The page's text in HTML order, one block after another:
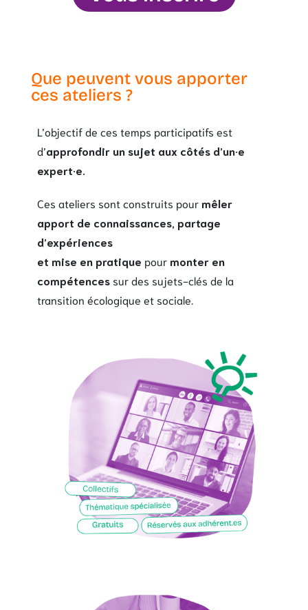
Que peuvent vous apporter
ces ateliers ?
L’objectif de ces temps participatifs est
d’approfondir un sujet aux côtés d’un·e
expert·e.
Ces ateliers sont construits pourmêler
apport de connaissances, partage
d’expériences
et mise en pratique pourmonter en
compétences sur des sujets-clés de la
transition écologique et sociale.